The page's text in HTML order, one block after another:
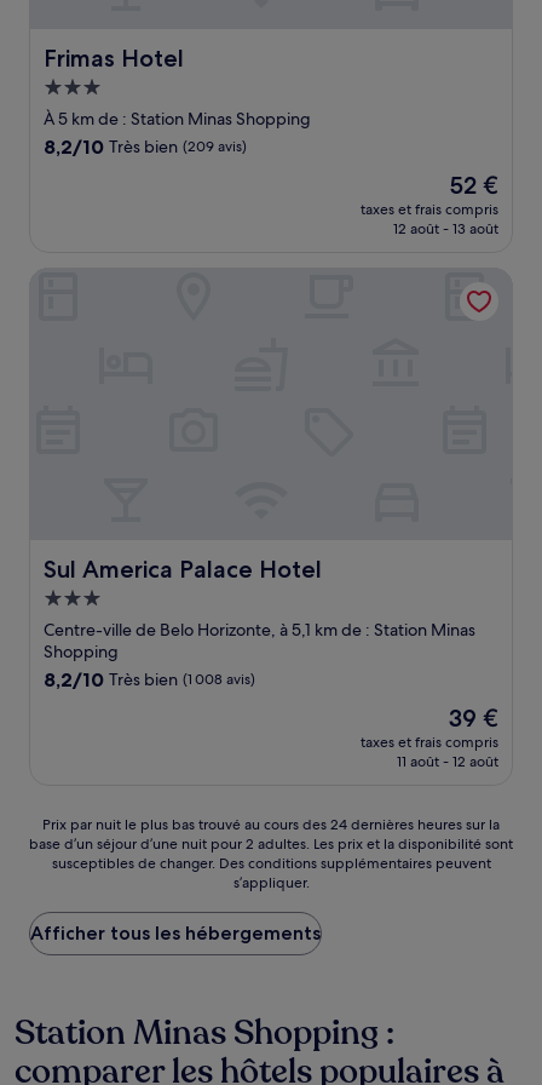
Frimas Hotel
Frimas Hotel
Hébergement
3.0 étoiles
À 5 km de : Station Minas Shopping
8.2
8,2/10 Très bien (209 avis)
Le
nouveau
prix
de
52 €
52 €
taxes et frais compris
12 août - 13 août
Sul America Palace Hotel
Sul America Palace Hotel
Hébergement
3.0 étoiles
Centre-ville de Belo Horizonte, à 5,1 km de : Station Minas
Shopping
8.2
8,2/10 Très bien (1 008 avis)
Le
nouveau
prix
39 €
39 €
taxes et frais compris
11 août - 12 août
Prix
par
nuit
plus
bas
trouvé
des
24 dernières
heures
Prix par nuit le plus bas trouvé au cours des 24 dernières heures sur la
base d’un séjour d’une nuit pour 2 adultes. Les prix et la disponibilité sont
susceptibles de changer. Des conditions supplémentaires peuvent
s’appliquer.
Afficher tous les hébergements
Station Minas Shopping :
comparer les hôtels populaires à